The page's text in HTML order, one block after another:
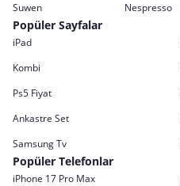
Suwen
Nespresso
Popüler Sayfalar
iPad
Kombi
Ps5 Fiyat
Ankastre Set
Samsung Tv
Popüler Telefonlar
iPhone 17 Pro Max